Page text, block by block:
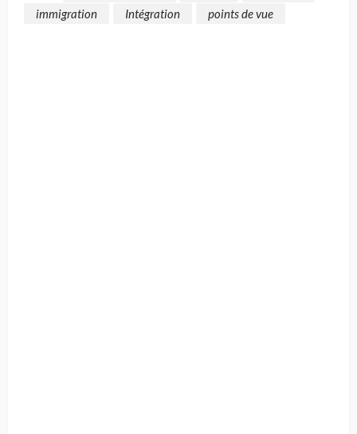
immigration
Intégration points de vue